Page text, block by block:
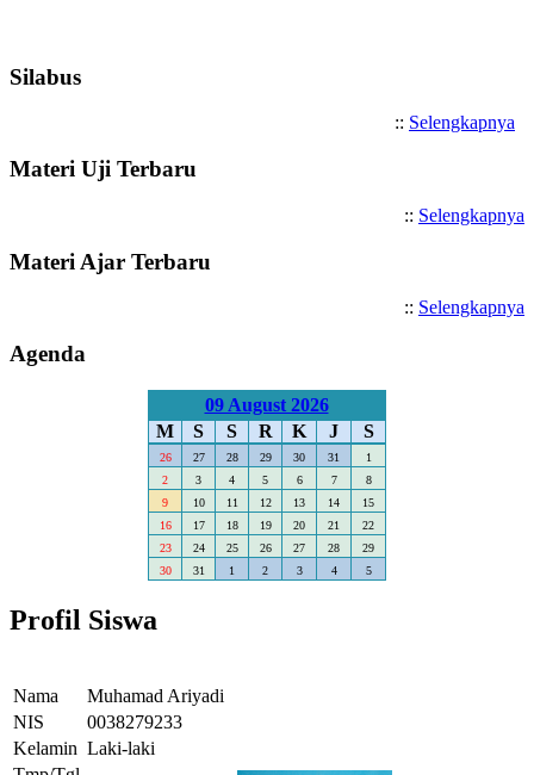
Silabus
:: Selengkapnya
Materi Uji Terbaru
:: Selengkapnya
Materi Ajar Terbaru
:: Selengkapnya
Agenda
09 August 2026
M
S S R K J S
26 27 28 29 30 31
1
2
3 4 5 6 7
8
9
10 11 12 13 14
15
16
17 18 19 20 21
22
23
24 25 26 27 28
29
30
31 1 2 3 4 5
Profil Siswa
Nama
Muhamad Ariyadi
NIS
0038279233
Kelamin Laki-laki